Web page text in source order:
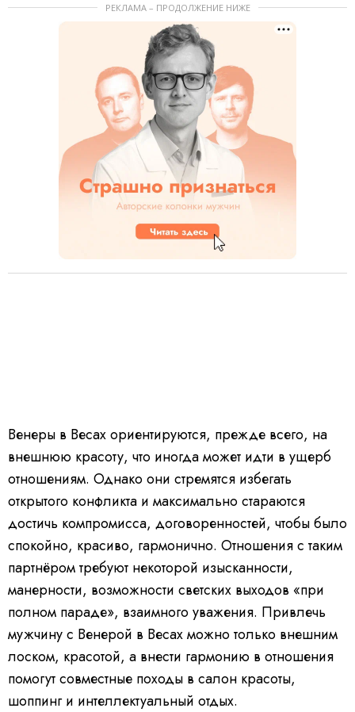
РЕКЛАМА – ПРОДОЛЖЕНИЕ НИЖЕ
Венеры в Весах ориентируются, прежде всего, на
внешнюю красоту, что иногда может идти в ущерб
отношениям. Однако они стремятся избегать
открытого конфликта и максимально стараются
достичь компромисса, договоренностей, чтобы было
спокойно, красиво, гармонично. Отношения с таким
партнёром требуют некоторой изысканности,
манерности, возможности светских выходов «при
полном параде», взаимного уважения. Привлечь
мужчину с Венерой в Весах можно только внешним
лоском, красотой, а внести гармонию в отношения
помогут совместные походы в салон красоты,
шоппинг и интеллектуальный отдых.